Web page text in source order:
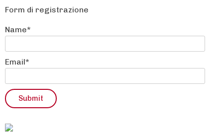
Form di registrazione
Name*
Email*